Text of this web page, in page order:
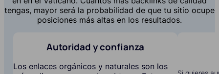
tengas, mayor será la probabilidad de que tu sitio ocupe
posiciones más altas en los resultados.
Autoridad y confianza
Los enlaces orgánicos y naturales son los